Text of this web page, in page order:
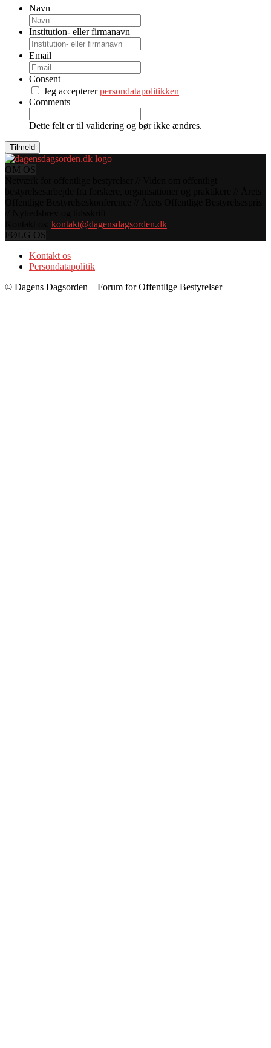
Navn
Institution- eller firmanavn
Email
Consent
Jeg acceptererpersondatapolitikken
Comments
Dette felt er til validering og bør ikke ændres.
OM OS
kontakt@dagensdagsorden.dk
FØLG OS
Kontakt os
Persondatapolitik
© Dagens Dagsorden – Forum for Offentlige Bestyrelser